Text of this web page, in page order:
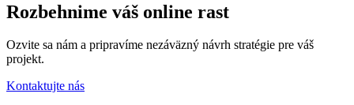
Rozbehnime váš online rast
Ozvite sa nám a pripravíme nezáväzný návrh stratégie pre váš
projekt.
Kontaktujte nás